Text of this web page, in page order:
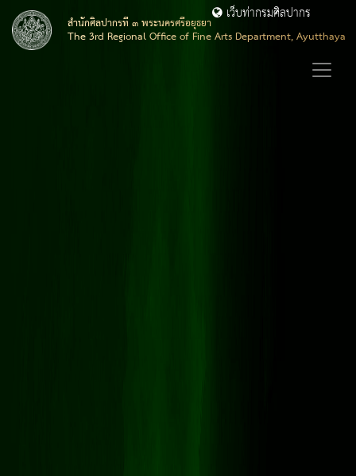
สำนักศิลปากรที่ ๓ พระนครศรีอยุธยา
The 3rd Regional Office of Fine Arts Department, Ayutthaya
เว็บท่ากรมศิลปากร